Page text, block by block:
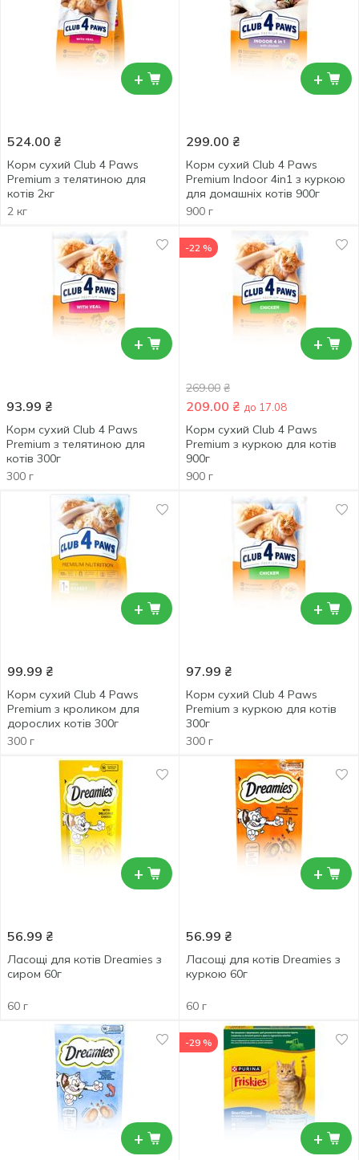
+
524.00 ₴
Корм сухий Club 4 Paws
Premium з телятиною для
котів 2кг
2 кг
+
299.00 ₴
Корм сухий Club 4 Paws
Premium Indoor 4in1 з куркою
для домашніх котів 900г
900 г
+
93.99 ₴
Корм сухий Club 4 Paws
Premium з телятиною для
котів 300г
300 г
+
-22 %
269.00 ₴
209.00 ₴ до 17.08
Корм сухий Club 4 Paws
Premium з куркою для котів
900г
900 г
+
99.99 ₴
Корм сухий Club 4 Paws
Premium з кроликом для
дорослих котів 300г
300 г
+
97.99 ₴
Корм сухий Club 4 Paws
Premium з куркою для котів
300г
300 г
+
56.99 ₴
Ласощі для котів Dreamies з
сиром 60г
60 г
+
56.99 ₴
Ласощі для котів Dreamies з
куркою 60г
60 г
+ +
-29 %